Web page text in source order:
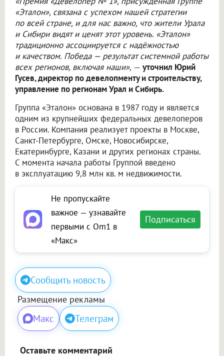
«Эталон», связана с успехом нашей стратегии
по всей стране, и для нас важно, что жители Урала
и Сибири видят и ценят этот уровень. «Эталон»
традиционно ассоциируется с надёжностью
и качеством. Победа — результат системной работы
всех регионов, включая наши», — уточнил Юрий
Гусев, директор по девелопменту и строительству,
управление по регионам Урал и Сибирь.
Группа «Эталон» основана в 1987 году и является
одним из крупнейших федеральных девелоперов
в России. Компания реализует проекты в Москве,
Санкт-Петербурге, Омске, Новосибирске,
Екатеринбурге, Казани и других регионах страны.
С момента начала работы Группой введено
в эксплуатацию 9,8 млн кв. м недвижимости.
Не пропускайте
важное — узнавайте
первыми с Om1 в
«Макс»
Подписаться
Сообщить новость
Размещение рекламы
Макс Телеграм
Оставьте комментарий